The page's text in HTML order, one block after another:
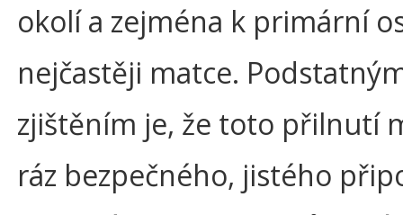
okolí a zejména k primární
nejčastěji matce.
zjištěním je, že toto přilnutí
ráz bezpečného, jistého